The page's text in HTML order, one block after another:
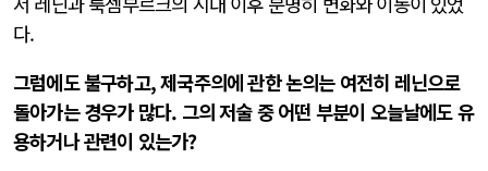
다.
그럼에도 불구하고, 제국주의에 관한 논의는 여전히 레닌으로
돌아가는 경우가 많다. 그의 저술 중 어떤 부분이 오늘날에도 유
용하거나 관련이 있는가?